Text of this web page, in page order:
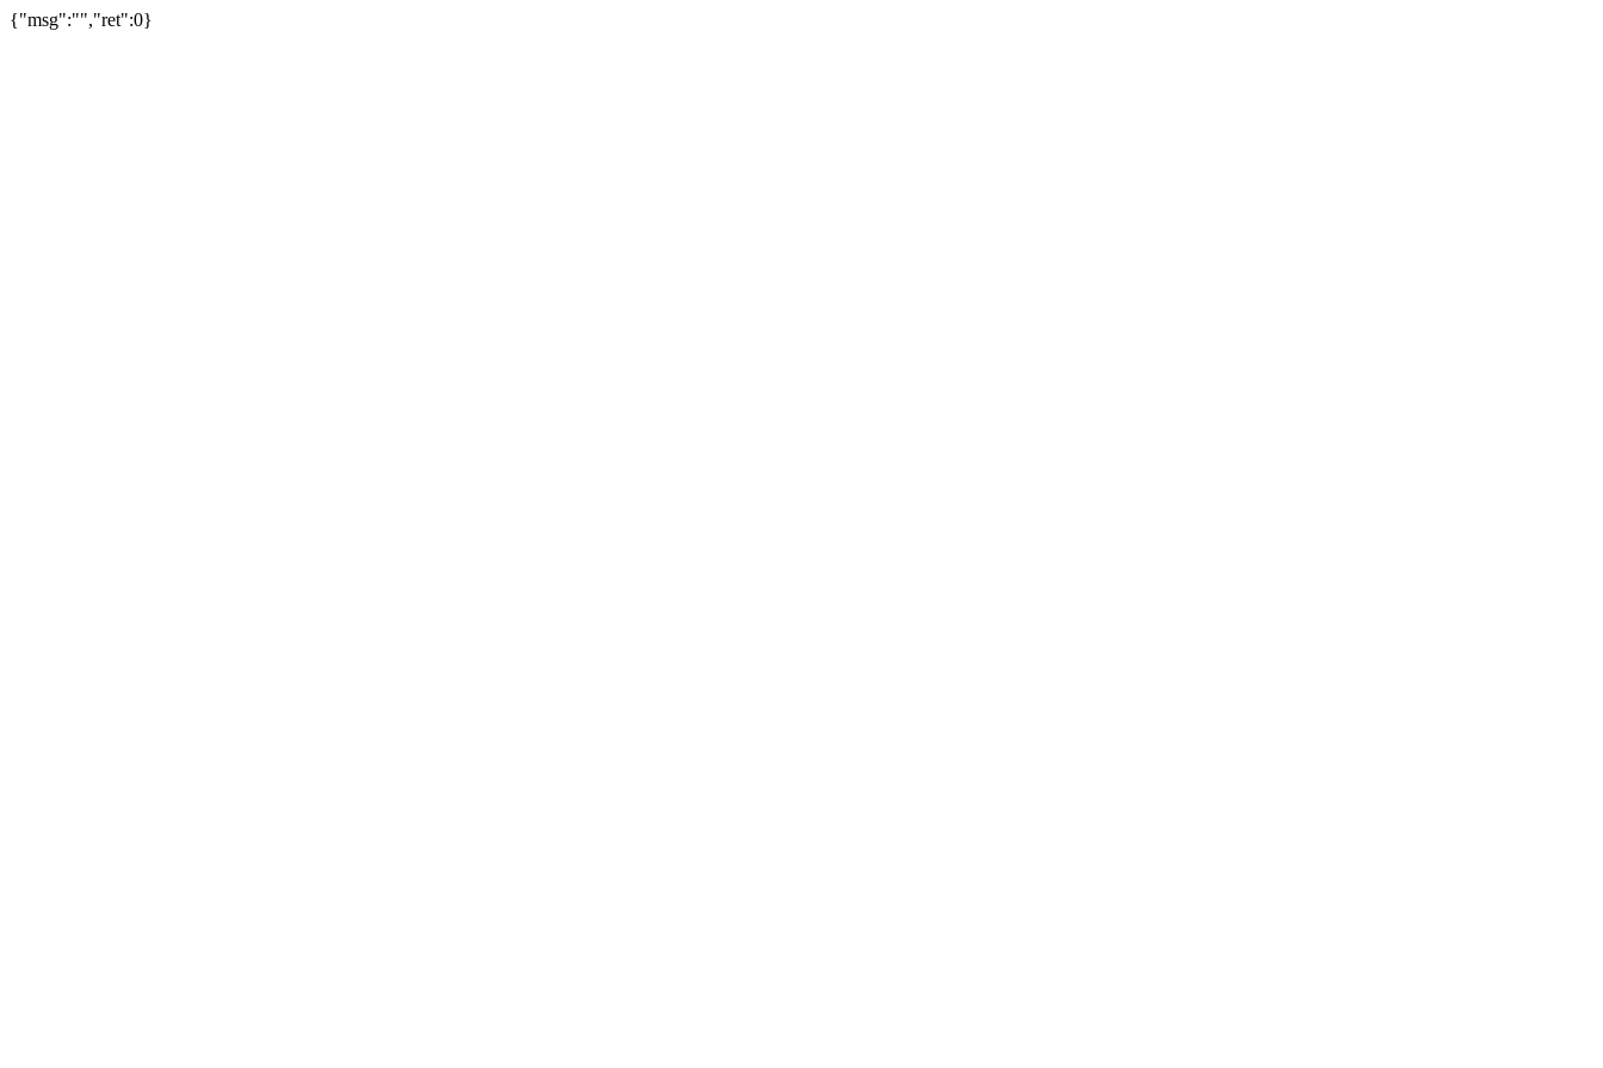
{"msg":"","ret":0}